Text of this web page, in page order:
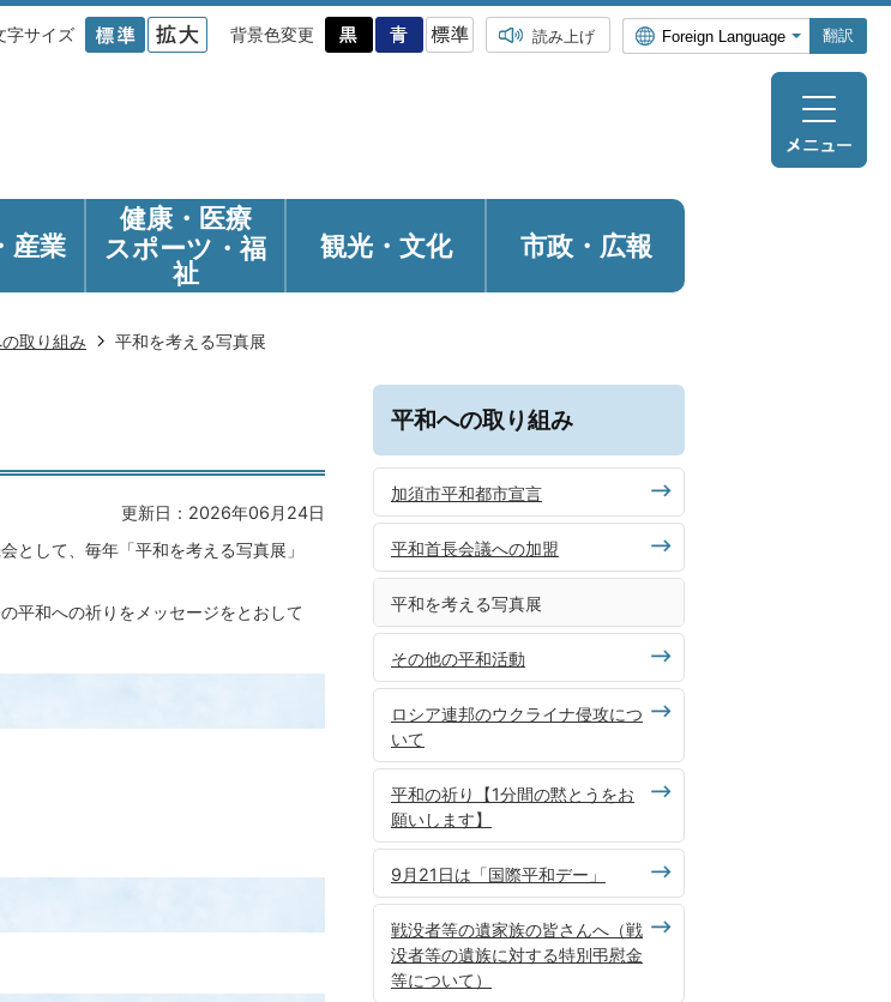
字サイズ 背景色変更 読み上げ 翻訳
産業
健康・医療
スポーツ・福
祉
観光・ 文化 市政・広報
取り組み 平和を考える写真展
更新日：2026年06月24日
として、毎年「平和を考える写真展」
平和への祈りをメッセージをとおして
平和への取り組み
加須市平和都市宣言
平和首長会議への加盟
平和を考える写真展
その他の平和活動
ロシア連邦のウクライナ侵攻につ
いて
平和の祈り【1分間の黙とうをお
願いします】
9月21日は「国際平和デー」
戦没者等の遺家族の皆さんへ（戦
没者等の遺族に対する特別弔慰金
等について）